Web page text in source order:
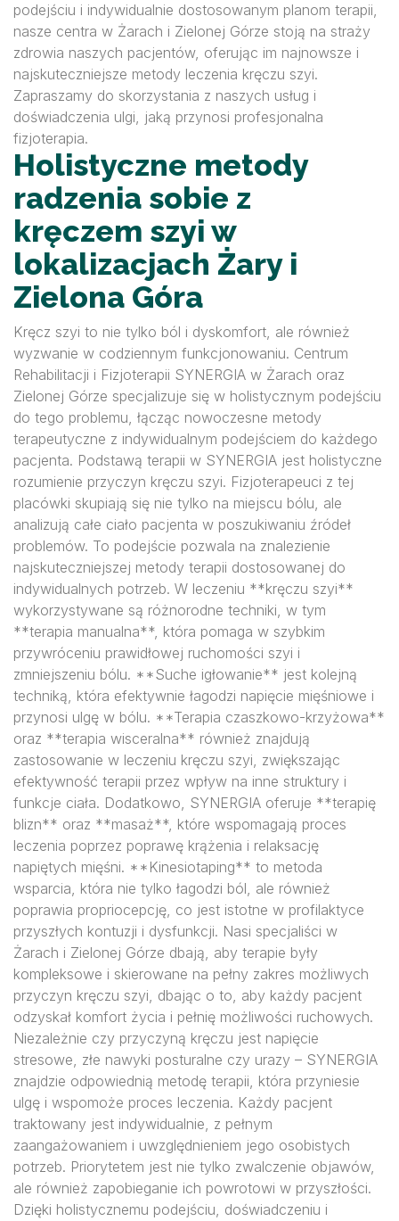
podejściu i indywidualnie dostosowanym planom terapii,
nasze centra w Żarach i Zielonej Górze stoją na straży
zdrowia naszych pacjentów, oferując im najnowsze i
najskuteczniejsze metody leczenia kręczu szyi.
Zapraszamy do skorzystania z naszych usług i
doświadczenia ulgi, jaką przynosi profesjonalna
fizjoterapia.
Holistyczne metody
radzenia sobie z
kręczem szyi w
lokalizacjach Żary i
Zielona Góra
Kręcz szyi to nie tylko ból i dyskomfort, ale również
wyzwanie w codziennym funkcjonowaniu. Centrum
Rehabilitacji i Fizjoterapii SYNERGIA w Żarach oraz
Zielonej Górze specjalizuje się w holistycznym podejściu
do tego problemu, łącząc nowoczesne metody
terapeutyczne z indywidualnym podejściem do każdego
pacjenta. Podstawą terapii w SYNERGIA jest holistyczne
rozumienie przyczyn kręczu szyi. Fizjoterapeuci z tej
placówki skupiają się nie tylko na miejscu bólu, ale
analizują całe ciało pacjenta w poszukiwaniu źródeł
problemów. To podejście pozwala na znalezienie
najskuteczniejszej metody terapii dostosowanej do
indywidualnych potrzeb. W leczeniu **kręczu szyi**
wykorzystywane są różnorodne techniki, w tym
**terapia manualna**, która pomaga w szybkim
przywróceniu prawidłowej ruchomości szyi i
zmniejszeniu bólu. **Suche igłowanie** jest kolejną
techniką, która efektywnie łagodzi napięcie mięśniowe i
przynosi ulgę w bólu. **Terapia czaszkowo-krzyżowa**
oraz **terapia wisceralna** również znajdują
zastosowanie w leczeniu kręczu szyi, zwiększając
efektywność terapii przez wpływ na inne struktury i
funkcje ciała. Dodatkowo, SYNERGIA oferuje **terapię
blizn** oraz **masaż**, które wspomagają proces
leczenia poprzez poprawę krążenia i relaksację
napiętych mięśni. **Kinesiotaping** to metoda
wsparcia, która nie tylko łagodzi ból, ale również
poprawia propriocepcję, co jest istotne w profilaktyce
przyszłych kontuzji i dysfunkcji. Nasi specjaliści w
Żarach i Zielonej Górze dbają, aby terapie były
kompleksowe i skierowane na pełny zakres możliwych
przyczyn kręczu szyi, dbając o to, aby każdy pacjent
odzyskał komfort życia i pełnię możliwości ruchowych.
Niezależnie czy przyczyną kręczu jest napięcie
stresowe, złe nawyki posturalne czy urazy – SYNERGIA
znajdzie odpowiednią metodę terapii, która przyniesie
ulgę i wspomoże proces leczenia. Każdy pacjent
traktowany jest indywidualnie, z pełnym
zaangażowaniem i uwzględnieniem jego osobistych
potrzeb. Priorytetem jest nie tylko zwalczenie objawów,
ale również zapobieganie ich powrotowi w przyszłości.
Dzięki holistycznemu podejściu, doświadczeniu i